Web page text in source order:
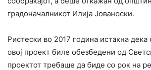
градоначалникот Илија Јованоски.
Ристески во 2017 година истакна дека
овој проект биле обезбедени од
проектот требаше да биде со рок на